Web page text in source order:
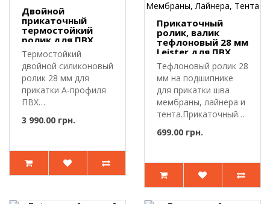
Двойной
прикаточный
термостойкий
ролик для ПВХ
мембраны А-
профиля
Термостойкий
двойной силиконовый
ролик 28 мм для
прикатки А-профиля
ПВХ
прикаточный..
3 990.00 грн.
Прикаточный
ролик, валик
тефлоновый 28 мм
Leister для ПВХ
ТПО Мембраны,
Лайнера, Тента
Тефлоновый ролик 28
мм на подшипнике
для прикатки шва
мембраны, лайнера и
тента.Прикаточный
699.00 грн.